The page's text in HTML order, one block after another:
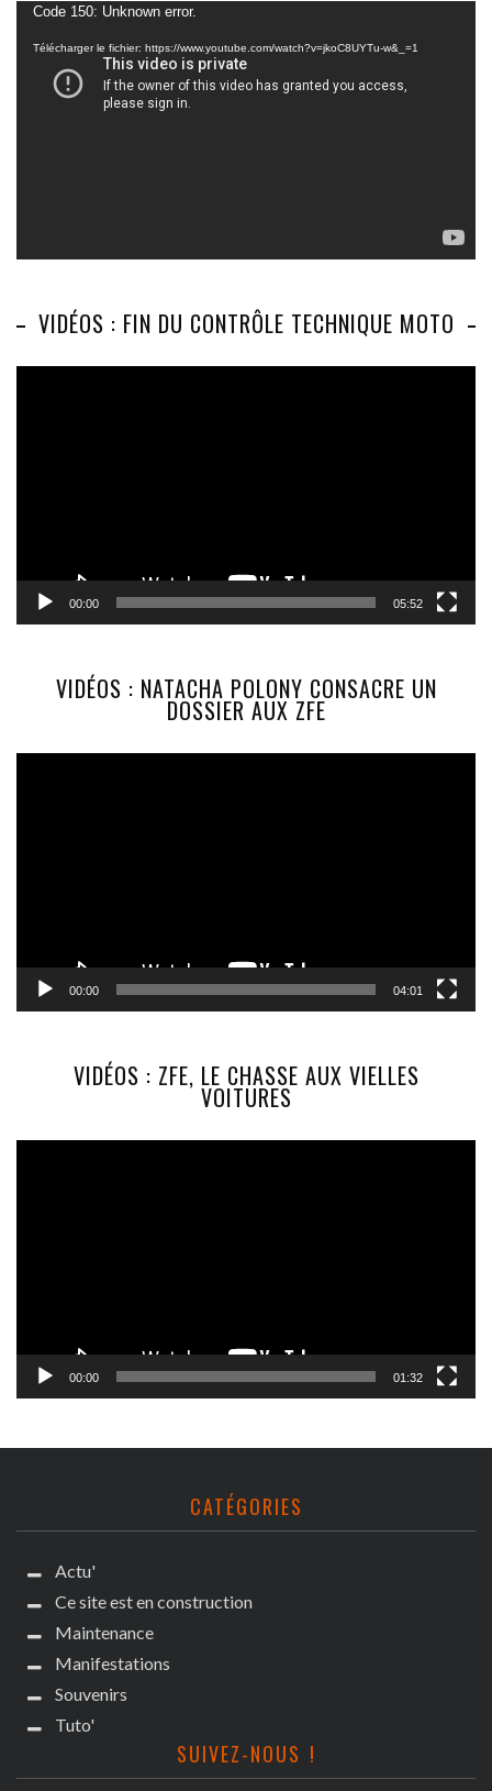
Lecteur
vidéo
Code 150: Unknown error.
Télécharger le fichier: https://www.youtube.com/watch?v=jkoC8UYTu-w&_=1
VIDÉOS : FIN DU CONTRÔLE TECHNIQUE MOTO
00:00 05:52
VIDÉOS : NATACHA POLONY CONSACRE UN
DOSSIER AUX ZFE
00:00 04:01
VIDÉOS : ZFE, LE CHASSE AUX VIELLES
VOITURES
00:00 01:32
CATÉGORIES
Actu'
Ce site est en construction
Maintenance
Manifestations
Souvenirs
Tuto'
SUIVEZ-NOUS !